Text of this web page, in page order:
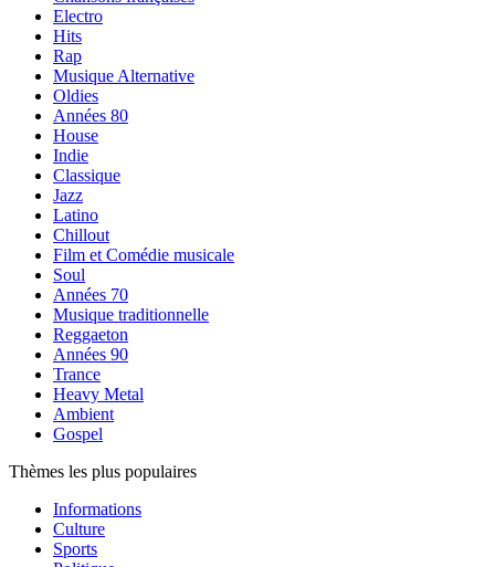
Electro
Hits
Rap
Musique Alternative
Oldies
Années 80
House
Indie
Classique
Jazz
Latino
Chillout
Film et Comédie musicale
Soul
Années 70
Musique traditionnelle
Reggaeton
Années 90
Trance
Heavy Metal
Ambient
Gospel
Thèmes les plus populaires
Informations
Culture
Sports